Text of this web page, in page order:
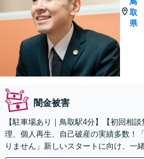
取
県
闇金被害
【駐車場あり｜鳥取駅4分】【初回相
理、個人再生、自己破産の実績多数！
りません」新しいスタートに向け、一